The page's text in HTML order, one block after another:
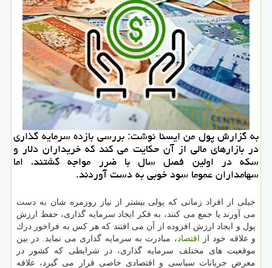
به گزارش پول من ایسنا نوشت: بررسی بازده سرمایه گذاری
در بازارهای مالی از آن حكایت می كند كه خریداران دلار و
سكه در اولین فصل سال با ضرر مواجه گشتند، اما
سهامداران عموما سود خوبی به دست آوردند.
خیلی از افراد زمانی كه پولی بیشتر از نیاز روزمره شان به دست
می آورند یا جمع می كنند، به فكر ایجاد سرمایه گذاری، حفظ ارزش
پول و ایجاد ارزش افزوده از آن می افتند كه هر كس به فراخور درك
و علاقه خود از اقتصاد ، مبادرت به سرمایه گذاری می نماید. در بین
موقعیت های مختلف سرمایه گذاری، در شرایطی كه كشور در
معرض جریانات سیاسی و اقتصادی خاصی قرار می گیرد، علاقه